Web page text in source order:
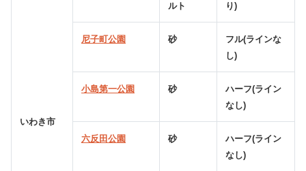
いわき市
ルト
り)
尼子町公園 砂
フル(ラインな
し)
小島第一公園 砂
ハーフ(ライン
なし)
六反田公園 砂
ハーフ(ライン
なし)